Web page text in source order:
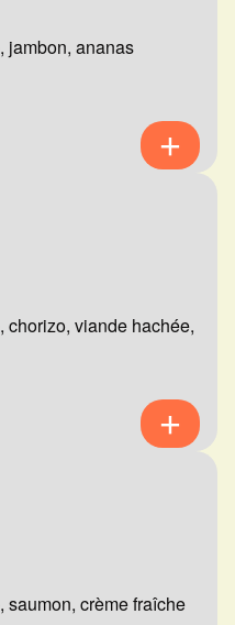
jambon, ananas
chorizo, viande hachée,
saumon, crème fraîche